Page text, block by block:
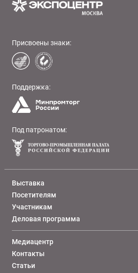
Присвоены знаки:
Поддержка:
Под патронатом:
Выставка
Посетителям
Участникам
Деловая программа
Медиацентр
Контакты
Статьи